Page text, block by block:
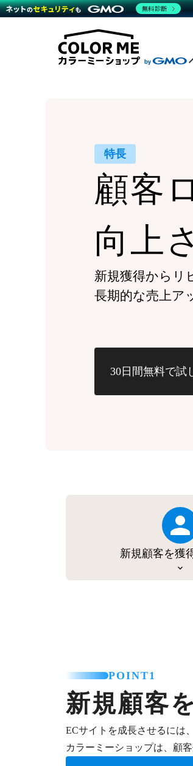
商材一覧を見る
機能一覧を見る
料金
プラン・料金一覧を見る
事例
運営サポート
サポート一覧を見る
特長
顧客
向上
新規獲得からリ
長期的な売上ア
30日間無料で試
新規顧客を獲
POINT1
新規顧客
ECサイトを成長させるには
カラーミーショップは、顧
無料診断